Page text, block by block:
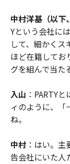
中村洋基（以下
Yという会社に
して、細かく
ほど在籍してお
グを組んで当た
入山 ：PARTY
ィのように、「
ね。
中村：はい。主
告会社にいた人